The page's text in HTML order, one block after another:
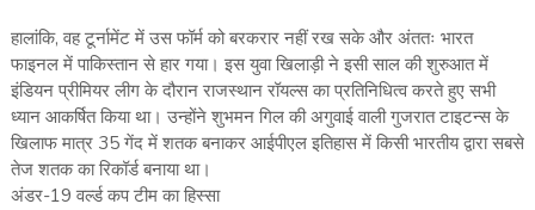
हालांकि, वह टूर्नामेंट में उस फॉर्म को बरकरार नहीं रख सके और अंततः भारत
फाइनल में पाकिस्तान से हार गया। इस युवा खिलाड़ी ने इसी साल की शुरुआत में
इंडियन प्रीमियर लीग के दौरान राजस्थान रॉयल्स का प्रतिनिधित्व करते हुए सभी
ध्यान आकर्षित किया था। उन्होंने शुभमन गिल की अगुवाई वाली गुजरात टाइटन्स के
खिलाफ मात्र 35 गेंद में शतक बनाकर आईपीएल इतिहास में किसी भारतीय द्वारा सबसे
तेज शतक का रिकॉर्ड बनाया था।
अंडर-19 वर्ल्ड कप टीम का हिस्सा